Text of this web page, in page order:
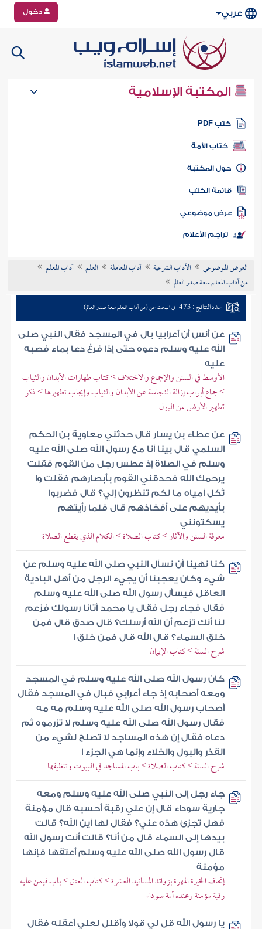
عربي دخول
المكتبة الإسلامية
كتب PDF
كتاب الأمة
المكتبة
الكتب
موضوعي
تراجم الأعلام
العرض الموضوعي الآداب الشرعية آداب المعاملة العلم
آداب المعلم
من آداب المعلم سعة صدر العالم
عدد النتائج : 473 في البحث عن (من آداب المعلم سعة صدر العالم)
عن أنس أن أعرابيا بال في المسجد فقال النبي صلى
الله عليه وسلم دعوه حتى إذا فرغ دعا بماء فصبه
عليه
الأوسط في السنن والإجماع والاختلاف > كتاب طهارات الأبدان والثياب
> جماع أبواب إزالة النجاسة عن الأبدان والثياب وإيجاب تطهيرها > ذكر
تطهير الأرض من البول
عن عطاء بن يسار قال حدثني معاوية بن الحكم
السلمي قال بينا أنا مع رسول الله صلى الله عليه
وسلم في الصلاة إذ عطس رجل من القوم فقلت
يرحمك الله فحدقني القوم بأبصارهم فقلت وا
ثكل أمياه ما لكم تنظرون إلي؟ قال فضربوا
بأيديهم على أفخاذهم قال فلما رأيتهم
يسكتونني
معرفة السنن والآثار > كتاب الصلاة > الكلام الذي يقطع الصلاة
كنا نهينا أن نسأل النبي صلى الله عليه وسلم عن
شيء وكان يعجبنا أن يجيء الرجل من أهل البادية
العاقل فيسأل رسول الله صلى الله عليه وسلم
فقال فجاء رجل فقال يا محمد أتانا رسولك فزعم
لنا أنك تزعم أن الله أرسلك؟ قال صدق قال فمن
خلق السماء؟ قال الله قال فمن خلق ا
شرح السنة > كتاب الإيمان
كان رسول الله صلى الله عليه وسلم في المسجد
ومعه أصحابه إذ جاء أعرابي فبال في المسجد فقال
أصحاب رسول الله صلى الله عليه وسلم مه مه
فقال رسول الله صلى الله عليه وسلم لا تزرموه ثم
دعاه فقال إن هذه المساجد لا تصلح لشيء من
القذر والبول والخلاء وإنما هي الجزء ا
شرح السنة > كتاب الصلاة > باب المساجد في البيوت وتنظيفها
جاء رجل إلى النبي صلى الله عليه وسلم ومعه
جارية سوداء قال إن علي رقبة أحسبه قال مؤمنة
فهل تجزئ هذه عني؟ فقال لها أين الله؟ قالت
بيدها إلى السماء قال من أنا؟ قالت أنت رسول الله
قال رسول الله صلى الله عليه وسلم أعتقها فإنها
مؤمنة
إتحاف الخيرة المهرة بزوائد المسانيد العشرة > كتاب العتق > باب فيمن عليه
رقبة مؤمنة وعنده أمة سوداء
يا رسول الله قل لي قولا وأقلل لعلي أعقله فقال